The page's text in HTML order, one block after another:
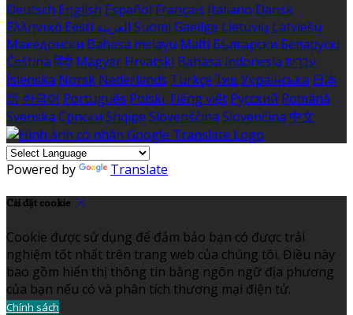
Deutsch English Español Français Italiano Dansk
Ελληνικά Eesti العربية Suomi Gaeilge Lietuvių Latviešu
Македонски Bahasa melayu Malti Български Беларускі
Čeština हिंदी Magyar Hrvatski Bahasa indonesia עברית
Íslenska Norsk Nederlands Türkçe ไทย Українська 日本
語 한국어 Português Polski Tiếng việt Русский Română
Svenska Српски Shqipe Slovenščina Slovenčina 中文
Powered by Translate
Cài đặt cookie
Cookie được sử dụng để đảm bảo bạn có được trải
nghiệm tốt nhất trên trang web của chúng tôi. Điều này
bao gồm hiển thị thông tin bằng ngôn ngữ địa phương
của bạn nếu có và phân tích thương mại điện tử.
Chính sách